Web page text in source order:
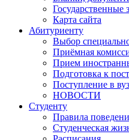
Государственные
Карта сайта
Абитуриенту
Выбор
Приёмная
Прием
Подготовка к
Поступление в
НОВОСТИ
Студенту
Правила
Студенческая